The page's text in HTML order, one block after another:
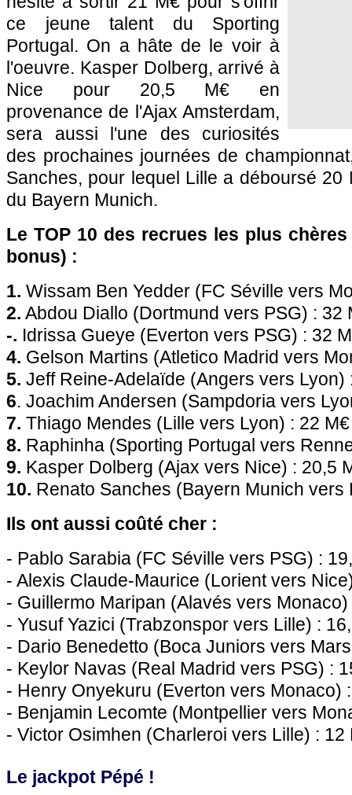
ce jeune talent du Sporting
Portugal. On a hâte de le voir à
l'oeuvre. Kasper Dolberg, arrivé à
Nice pour 20,5 M€ en
provenance de l'Ajax Amsterdam,
sera aussi l'une des curiosités
des prochaines journées de
Sanches, pour lequel Lille a déboursé 20
du Bayern Munich.
Le TOP 10 des recrues les plus
bonus) :
1. Wissam Ben Yedder (FC Séville vers
2. Abdou Diallo (Dortmund vers PSG) : 32
-. Idrissa Gueye (Everton vers PSG) : 32
4. Gelson Martins (Atletico Madrid vers
5. Jeff Reine-Adelaïde (Angers vers Lyon)
6. Joachim Andersen (Sampdoria vers
7. Thiago Mendes (Lille vers Lyon) : 22 M€
8. Raphinha (Sporting Portugal vers
9. Kasper Dolberg (Ajax vers Nice) : 20,5
10. Renato Sanches (Bayern Munich vers
Ils ont aussi coûté cher :
- Pablo Sarabia (FC Séville vers PSG) :
- Alexis Claude-Maurice (Lorient vers
- Guillermo Maripan (Alavés vers Monaco)
- Yusuf Yazici (Trabzonspor vers Lille) :
- Dario Benedetto (Boca Juniors vers
- Keylor Navas (Real Madrid vers PSG) :
- Henry Onyekuru (Everton vers Monaco)
- Benjamin Lecomte (Montpellier vers
- Victor Osimhen (Charleroi vers Lille) : 12
Le jackpot Pépé !